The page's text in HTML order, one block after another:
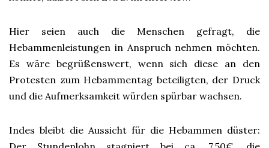
Hier seien auch die Menschen gefragt, die
Hebammenleistungen in Anspruch nehmen möchten.
Es wäre begrüßenswert, wenn sich diese an den
Protesten zum Hebammentag beteiligten, der Druck
und die Aufmerksamkeit würden spürbar wachsen.
Indes bleibt die Aussicht für die Hebammen düster: